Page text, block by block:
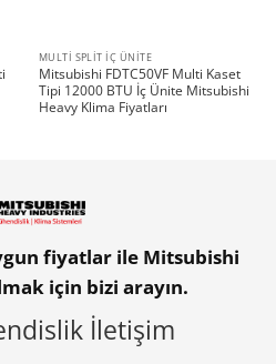
MULTI SPLIT İÇ ÜNITE
Mitsubishi FDTC50VF Multi Kaset
Tipi 12000 BTU İç Ünite Mitsubishi
Heavy Klima Fiyatları
fiyatlar ile Mitsubishi
için bizi arayın.
İletişim